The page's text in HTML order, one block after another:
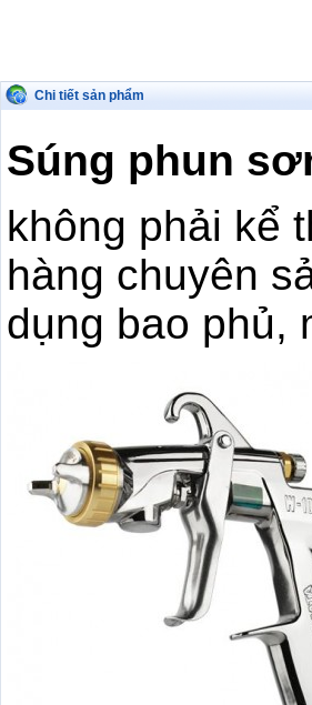
Chi tiết sản phẩm
Súng phun
không phải kể
hàng chuyên
dụng bao phủ,